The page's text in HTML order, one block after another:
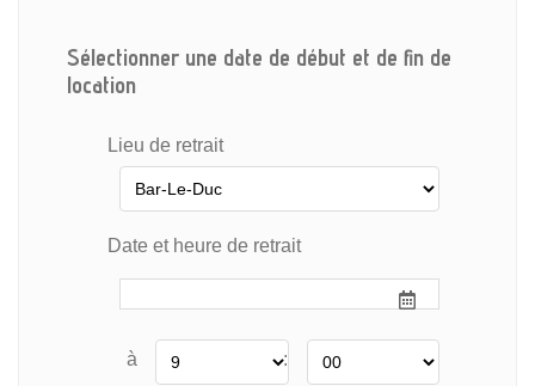
Sélectionner une date de début et de fin de
location
Lieu de retrait
Date et heure de retrait
à :